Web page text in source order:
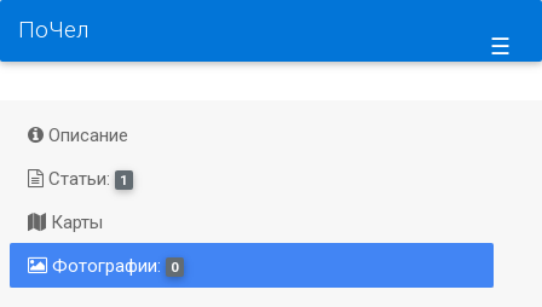
☰
ПоЧел
Описание
Статьи:
1
Карты
Фотографии:
0